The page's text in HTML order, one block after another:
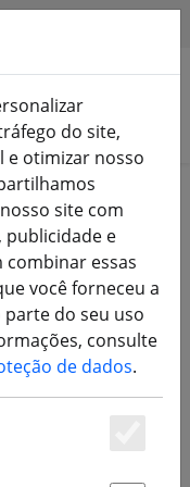
FrSky
V2019,
X9D, Q X7 e
do site,
e otimizar nosso
site com
publicidade e
combinar essas
você forneceu a
do seu uso
consulte
de dados.